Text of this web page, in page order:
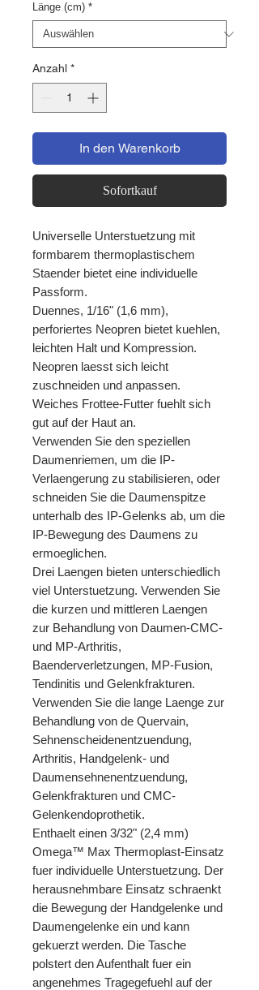
Länge (cm) *
Anzahl *
In den Warenkorb
Sofortkauf
Universelle Unterstuetzung mit
formbarem thermoplastischem
Staender bietet eine individuelle
Passform.
Duennes, 1/16" (1,6 mm),
perforiertes Neopren bietet kuehlen,
leichten Halt und Kompression.
Neopren laesst sich leicht
zuschneiden und anpassen.
Weiches Frottee-Futter fuehlt sich
gut auf der Haut an.
Verwenden Sie den speziellen
Daumenriemen, um die IP-
Verlaengerung zu stabilisieren, oder
schneiden Sie die Daumenspitze
unterhalb des IP-Gelenks ab, um die
IP-Bewegung des Daumens zu
ermoeglichen.
Drei Laengen bieten unterschiedlich
viel Unterstuetzung. Verwenden Sie
die kurzen und mittleren Laengen
zur Behandlung von Daumen-CMC-
und MP-Arthritis,
Baenderverletzungen, MP-Fusion,
Tendinitis und Gelenkfrakturen.
Verwenden Sie die lange Laenge zur
Behandlung von de Quervain,
Sehnenscheidenentzuendung,
Arthritis, Handgelenk- und
Daumensehnenentzuendung,
Gelenkfrakturen und CMC-
Gelenkendoprothetik.
Enthaelt einen 3/32" (2,4 mm)
Omega™ Max Thermoplast-Einsatz
fuer individuelle Unterstuetzung. Der
herausnehmbare Einsatz schraenkt
die Bewegung der Handgelenke und
Daumengelenke ein und kann
gekuerzt werden. Die Tasche
polstert den Aufenthalt fuer ein
angenehmes Tragegefuehl auf der